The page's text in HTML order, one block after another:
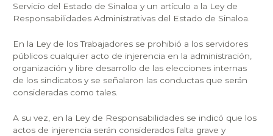
Servicio del Estado de Sinaloa y un artículo a la Ley de
Responsabilidades Administrativas del Estado de Sinaloa.
En la Ley de los Trabajadores se prohibió a los servidores
públicos cualquier acto de injerencia en la administración,
organización y libre desarrollo de las elecciones internas
de los sindicatos y se señalaron las conductas que serán
consideradas como tales.
A su vez, en la Ley de Responsabilidades se indicó que los
actos de injerencia serán considerados falta grave y